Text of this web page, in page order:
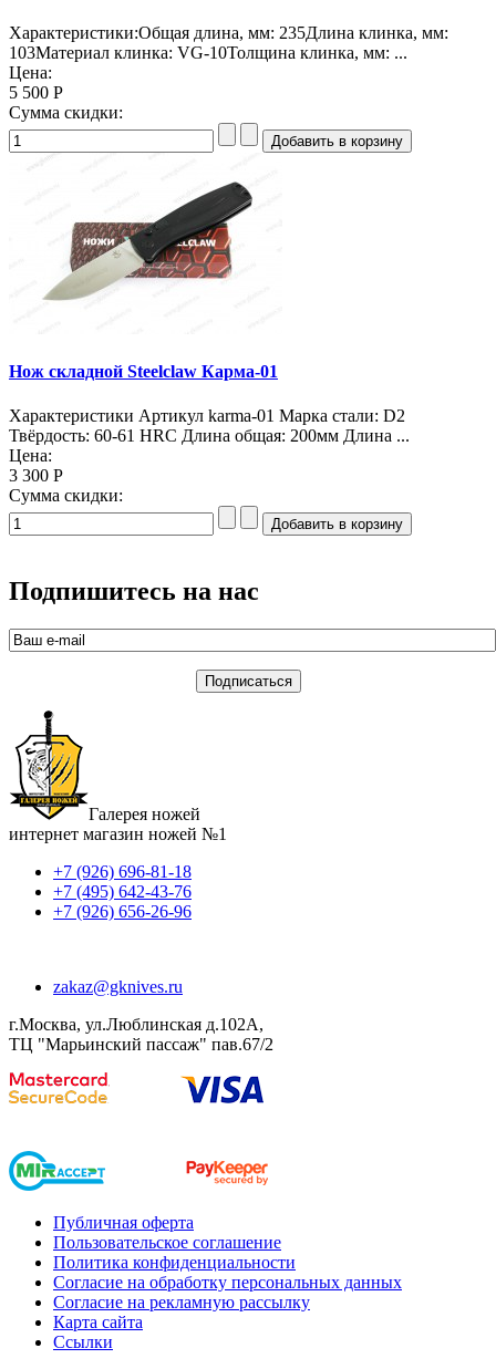
Характеристики:Общая длина, мм: 235Длина клинка, мм:
103Материал клинка: VG-10Толщина клинка, мм: ...
Цена:
5 500 Р
Сумма скидки:
Нож складной Steelclaw Карма-01
Характеристики Артикул karma-01 Марка стали: D2
Твёрдость: 60-61 HRC Длина общая: 200мм Длина ...
Цена:
3 300 Р
Сумма скидки:
Подпишитесь на нас
Галерея ножей
интернет магазин ножей №1
+7 (926) 696-81-18
+7 (495) 642-43-76
+7 (926) 656-26-96
zakaz@gknives.ru
г.Москва, ул.Люблинская д.102А,
ТЦ "Марьинский пассаж" пав.67/2
Публичная оферта
Пользовательское соглашение
Политика конфиденциальности
Согласие на обработку персональных данных
Согласие на рекламную рассылку
Карта сайта
Ссылки